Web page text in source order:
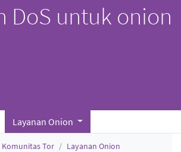
DoS untuk onion
Layanan Onion
Tor
Layanan Onion